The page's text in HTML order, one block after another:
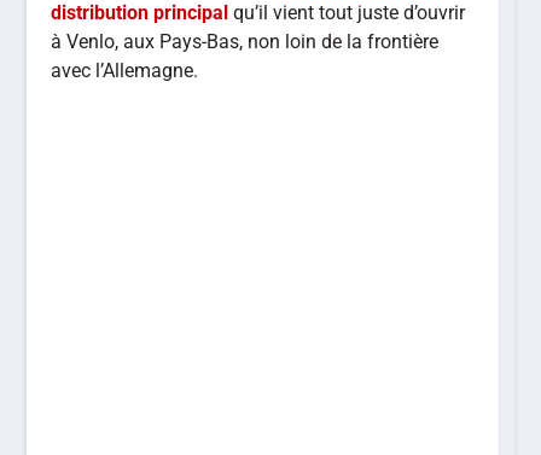
distribution principal qu’il vient tout juste d’ouvrir
à Venlo, aux Pays-Bas, non loin de la frontière
avec l’Allemagne.